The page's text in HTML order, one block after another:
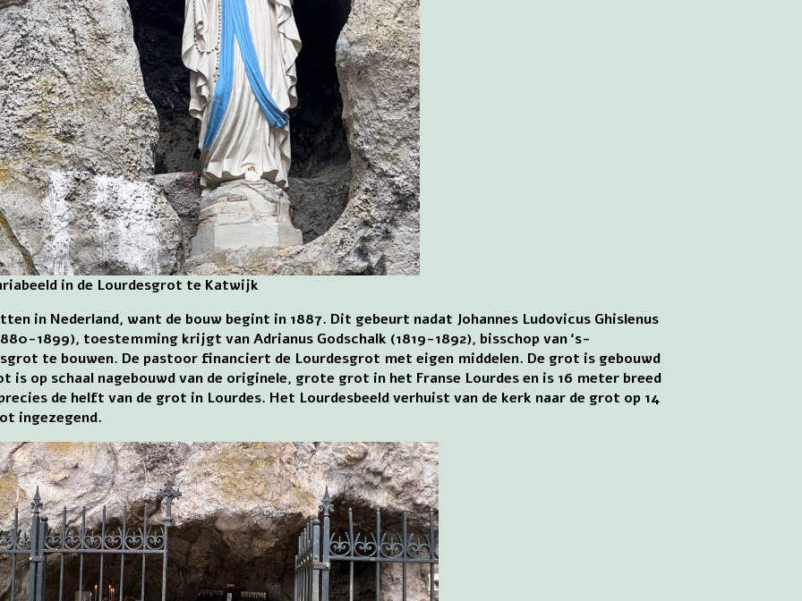
in de Lourdesgrot te Katwijk
in Nederland, want de bouw begint in 1887. Dit gebeurt nadat Johannes Ludovicus Ghislenus
1899), toestemming krijgt van Adrianus Godschalk (1819-1892), bisschop van ‘s-
te bouwen. De pastoor financiert de Lourdesgrot met eigen middelen. De grot is gebouwd
is op schaal nagebouwd van de originele, grote grot in het Franse Lourdes en is 16 meter breed
de helft van de grot in Lourdes. Het Lourdesbeeld verhuist van de kerk naar de grot op 14
ingezegend.